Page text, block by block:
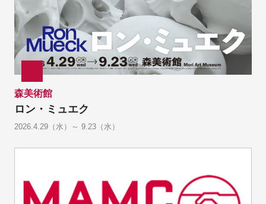
森美術館
ロン・ミュエク
2026.4.29（水）～ 9.23（水）